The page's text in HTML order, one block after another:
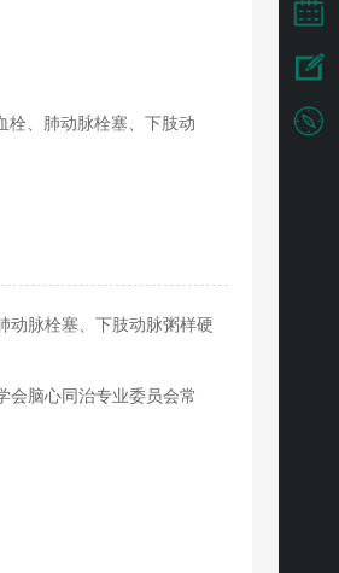
栓、肺动脉栓塞、下肢动
动脉栓塞、下肢动脉粥样硬
会脑心同治专业委员会常